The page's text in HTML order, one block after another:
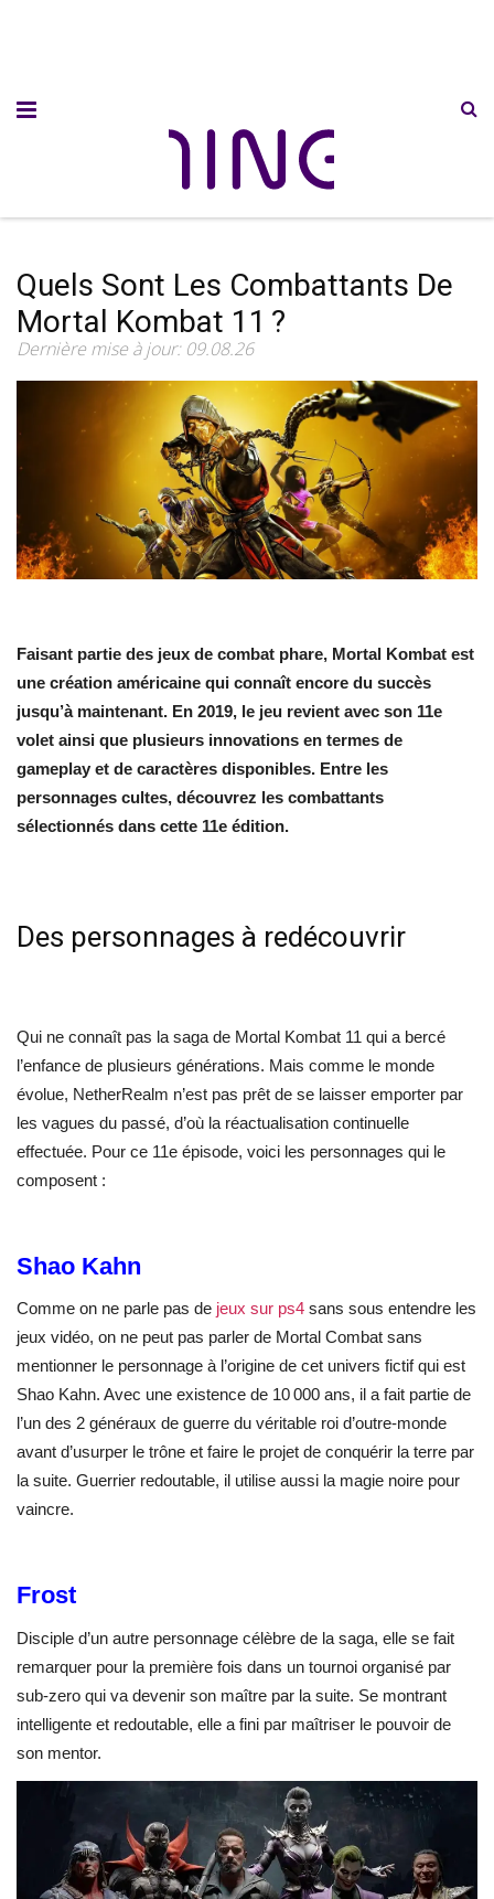
Quels Sont Les Combattants De
Mortal Kombat 11 ?
Dernière mise à jour: 09.08.26
Faisant partie des jeux de combat phare, Mortal Kombat est
une création américaine qui connaît encore du succès
jusqu’à maintenant. En 2019, le jeu revient avec son 11e
volet ainsi que plusieurs innovations en termes de
gameplay et de caractères disponibles. Entre les
personnages cultes, découvrez les combattants
sélectionnés dans cette 11e édition.
Des personnages à redécouvrir
Qui ne connaît pas la saga de Mortal Kombat 11 qui a bercé
l’enfance de plusieurs générations. Mais comme le monde
évolue, NetherRealm n’est pas prêt de se laisser emporter par
les vagues du passé, d’où la réactualisation continuelle
effectuée. Pour ce 11e épisode, voici les personnages qui le
composent :
Shao Kahn
Comme on ne parle pas de jeux sur ps4 sans sous entendre les
jeux vidéo, on ne peut pas parler de Mortal Combat sans
mentionner le personnage à l’origine de cet univers fictif qui est
Shao Kahn. Avec une existence de 10 000 ans, il a fait partie de
l’un des 2 généraux de guerre du véritable roi d’outre-monde
avant d’usurper le trône et faire le projet de conquérir la terre par
la suite. Guerrier redoutable, il utilise aussi la magie noire pour
vaincre.
Frost
Disciple d’un autre personnage célèbre de la saga, elle se fait
remarquer pour la première fois dans un tournoi organisé par
sub-zero qui va devenir son maître par la suite. Se montrant
intelligente et redoutable, elle a fini par maîtriser le pouvoir de
son mentor.